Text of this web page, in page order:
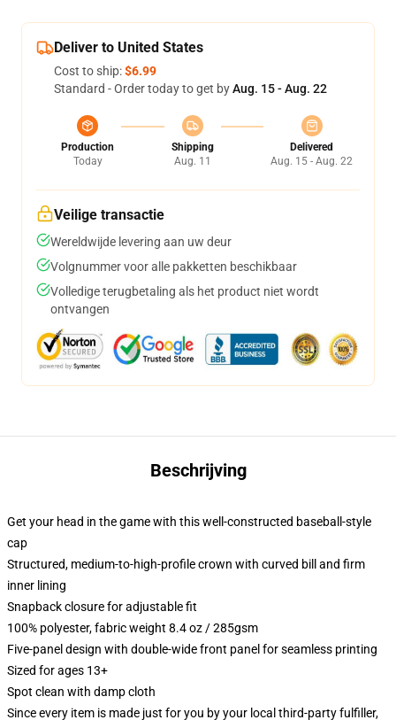
Deliver to United States
Cost to ship:$6.99
Standard - Order today to get byAug. 15 - Aug. 22
Production
Today
Shipping
Aug. 11
Delivered
Aug. 15 - Aug. 22
Veilige transactie
Wereldwijde levering aan uw deur
Volgnummer voor alle pakketten beschikbaar
Volledige terugbetaling als het product niet wordt
ontvangen
Beschrijving
Get your head in the game with this well-constructed baseball-style
cap
Structured, medium-to-high-profile crown with curved bill and firm
inner lining
Snapback closure for adjustable fit
100% polyester, fabric weight 8.4 oz / 285gsm
Five-panel design with double-wide front panel for seamless printing
Sized for ages 13+
Spot clean with damp cloth
Since every item is made just for you by your local third-party fulfiller,